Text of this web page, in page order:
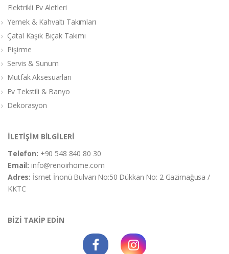
Elektrikli Ev Aletleri
Yemek & Kahvaltı Takımları
Çatal Kaşık Bıçak Takımı
Pişirme
Servis & Sunum
Mutfak Aksesuarları
Ev Tekstili & Banyo
Dekorasyon
İLETİŞİM BİLGİLERİ
Telefon: +90 548 840 80 30
Email:info@renoirhome.com
Adres: İsmet İnonü Bulvarı No:50 Dükkan No: 2 Gazimağusa /
KKTC
BİZİ TAKİP EDİN